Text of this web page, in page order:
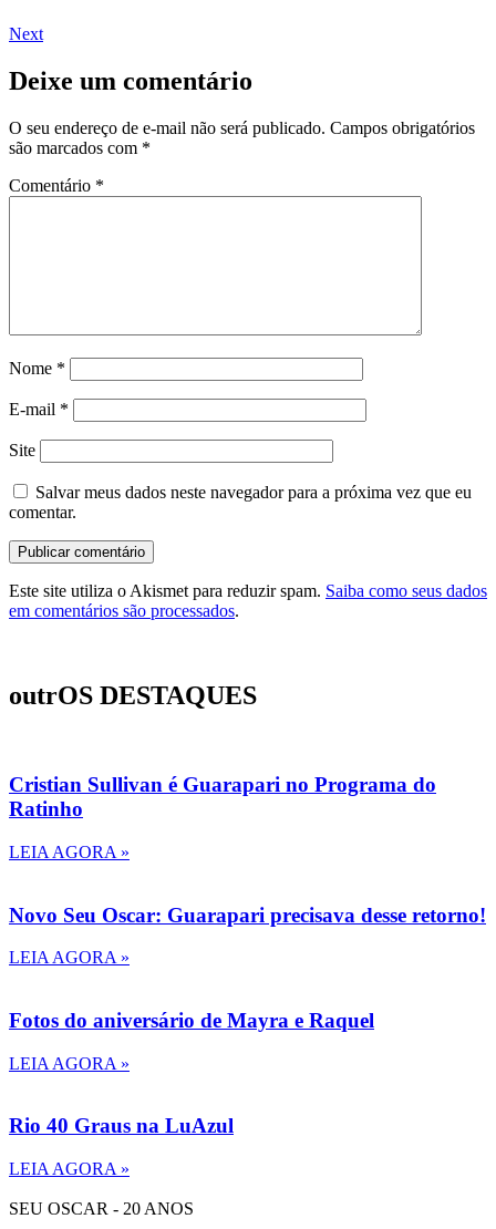
Next
Deixe um comentário
O seu endereço de e-mail não será publicado. Campos obrigatórios
são marcados com *
Comentário *
Nome *
E-mail *
Site
Salvar meus dados neste navegador para a próxima vez que eu
comentar.
Este site utiliza o Akismet para reduzir spam. Saiba como seus dados
em comentários são processados.
outrOS DESTAQUES
Cristian Sullivan é Guarapari no Programa do
Ratinho
LEIA AGORA »
Novo Seu Oscar: Guarapari precisava desse retorno!
LEIA AGORA »
Fotos do aniversário de Mayra e Raquel
LEIA AGORA »
Rio 40 Graus na LuAzul
LEIA AGORA »
SEU OSCAR - 20 ANOS